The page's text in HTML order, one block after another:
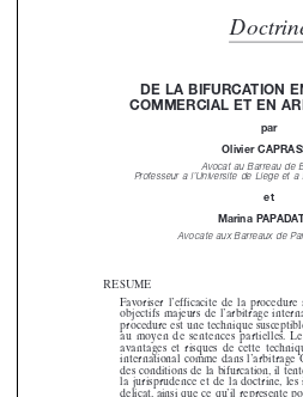



DE LA BIFURCATION
COMMERCIAL ET EN
par
Olivier
Avocat au Barreau de
Professeur à l’Université de Liège et à
et
Marina
Avocate aux Barreaux de
RÉSUMÉ
Favoriser  l’efficacité  de  la  procédure
objectifs  majeurs  de  l’arbitrage
procédure est une technique
au  moyen  de  sentences  partielles.
avantages  et  risques  de  cette
international  comme  dans  l’arbitrage
des  conditions  de  la  bifurcation,  il
la  jurisprudence  et  de  la  doctrine,